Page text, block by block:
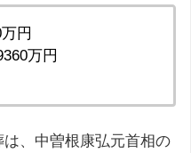
円
万円
、中曽根康弘元首相の